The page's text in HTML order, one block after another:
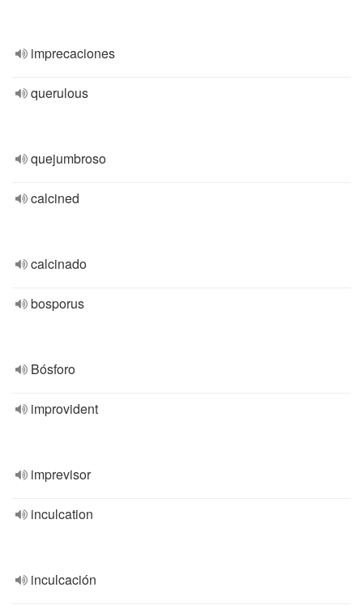
imprecaciones
querulous
quejumbroso
calcined
calcinado
bosporus
Bósforo
improvident
imprevisor
inculcation
inculcación